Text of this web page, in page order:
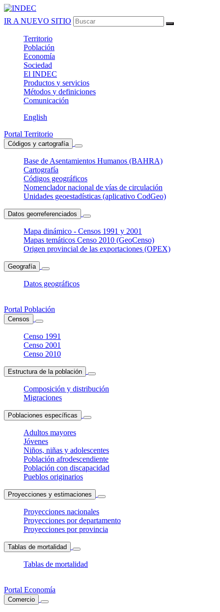
IR A NUEVO SITIO
Territorio
Población
Economía
Sociedad
El INDEC
Productos y servicios
Métodos y definiciones
Comunicación
English
Portal Territorio
Códigos y cartografía
Base de Asentamientos Humanos (BAHRA)
Cartografía
Códigos geográficos
Nomenclador nacional de vías de circulación
Unidades geoestadísticas (aplicativo CodGeo)
Datos georreferenciados
Mapa dinámico - Censos 1991 y 2001
Mapas temáticos Censo 2010 (GeoCenso)
Origen provincial de las exportaciones (OPEX)
Geografía
Datos geográficos
Portal Población
Censos
Censo 1991
Censo 2001
Censo 2010
Estructura de la población
Composición y distribución
Migraciones
Poblaciones específicas
Adultos mayores
Jóvenes
Niños, niñas y adolescentes
Población afrodescendiente
Población con discapacidad
Pueblos originarios
Proyecciones y estimaciones
Proyecciones nacionales
Proyecciones por departamento
Proyecciones por provincia
Tablas de mortalidad
Tablas de mortalidad
Portal Economía
Comercio